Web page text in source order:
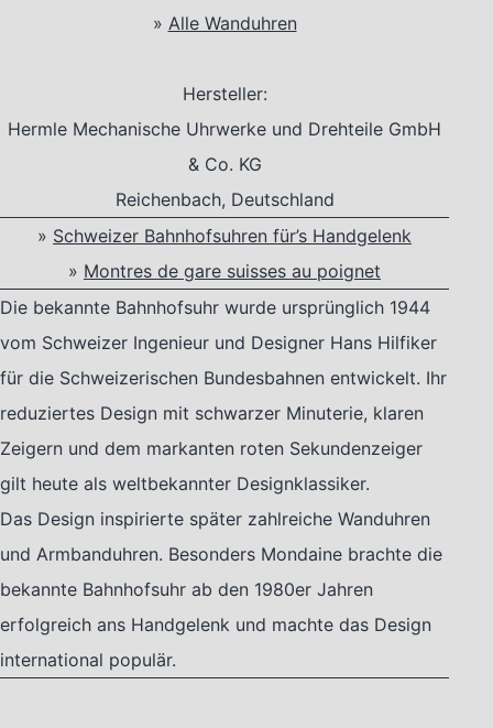
» Alle Wanduhren
Hersteller:
Hermle Mechanische Uhrwerke und Drehteile GmbH
& Co. KG
Reichenbach, Deutschland
» Schweizer Bahnhofsuhren für’s Handgelenk
» Montres de gare suisses au poignet
Die bekannte Bahnhofsuhr wurde ursprünglich 1944
vom Schweizer Ingenieur und Designer Hans Hilfiker
für die Schweizerischen Bundesbahnen entwickelt. Ihr
reduziertes Design mit schwarzer Minuterie, klaren
Zeigern und dem markanten roten Sekundenzeiger
gilt heute als weltbekannter Designklassiker.
Das Design inspirierte später zahlreiche Wanduhren
und Armbanduhren. Besonders Mondaine brachte die
bekannte Bahnhofsuhr ab den 1980er Jahren
erfolgreich ans Handgelenk und machte das Design
international populär.